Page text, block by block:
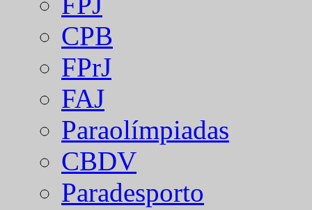
CPB
FPrJ
FAJ
Paraolímpiadas
CBDV
Paradesporto